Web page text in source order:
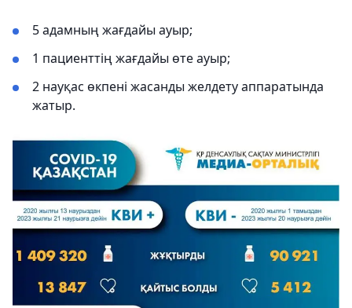
5 адамның жағдайы ауыр;
1 пациенттің жағдайы өте ауыр;
2 науқас өкпені жасанды желдету аппаратында
жатыр.